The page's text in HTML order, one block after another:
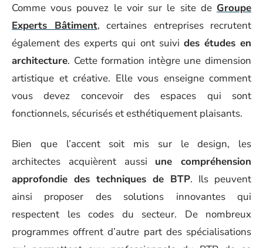
Comme vous pouvez le voir sur le site de Groupe
Experts Bâtiment, certaines entreprises recrutent
également des experts qui ont suivi des études en
architecture. Cette formation intègre une dimension
artistique et créative. Elle vous enseigne comment
vous devez concevoir des espaces qui sont
fonctionnels, sécurisés et esthétiquement plaisants.
Bien que l’accent soit mis sur le design, les
architectes acquièrent aussi une compréhension
approfondie des techniques de BTP. Ils peuvent
ainsi proposer des solutions innovantes qui
respectent les codes du secteur. De nombreux
programmes offrent d’autre part des spécialisations